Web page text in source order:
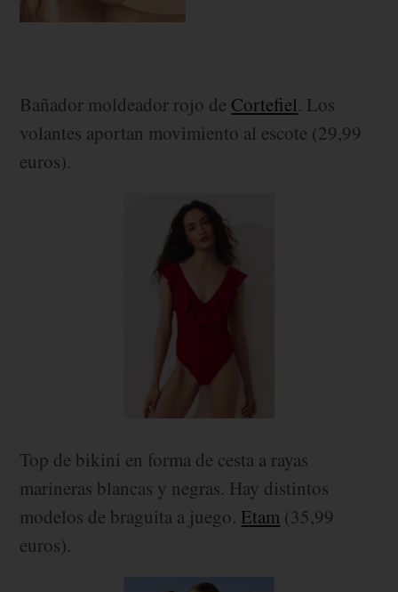
Bañador moldeador rojo de Cortefiel. Los
volantes aportan movimiento al escote (29,99
euros).
Top de bikini en forma de cesta a rayas
marineras blancas y negras. Hay distintos
modelos de braguita a juego. Etam (35,99
euros).